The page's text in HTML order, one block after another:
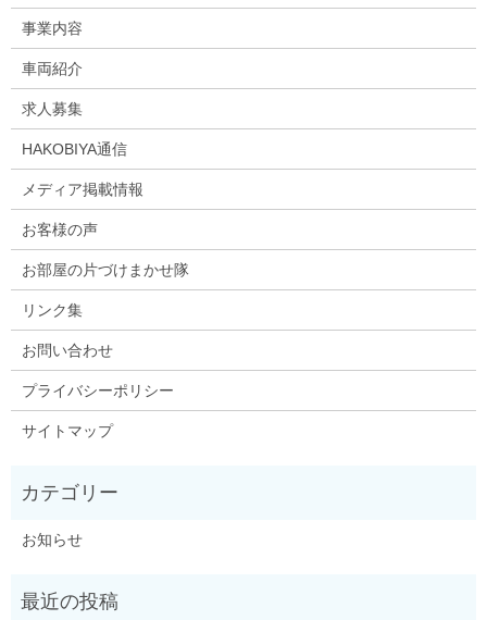
事業内容
車両紹介
求人募集
HAKOBIYA通信
メディア掲載情報
お客様の声
お部屋の片づけまかせ隊
リンク集
お問い合わせ
プライバシーポリシー
サイトマップ
お知らせ